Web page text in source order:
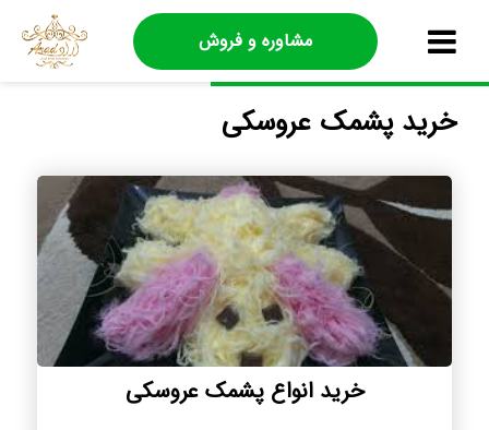
مشاوره و فروش
خرید پشمک عروسکی
خرید انواع پشمک عروسکی